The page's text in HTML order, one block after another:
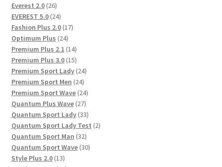
Everest 2.0 2626
Produkte
EVEREST 5.0 2424
Produkte
Fashion Plus 2.0 1717
Optimum Plus 2424
Produkte
Premium Plus 2.1 1414
Produkte
Premium Plus 3.0 1515
Produkte
Premium Sport Lady 2424
Premium Sport Men 2424
Produkte
Premium Sport Wave 2424
Produkte
Quantum Plus Wave 2727
Produkte
Quantum Sport Lady 3333
Produkte
Quantum Sport Lady Test 22
Quantum Sport Man 3232
Produkte
Quantum Sport Wave 3030
Style Plus 2.0 1313